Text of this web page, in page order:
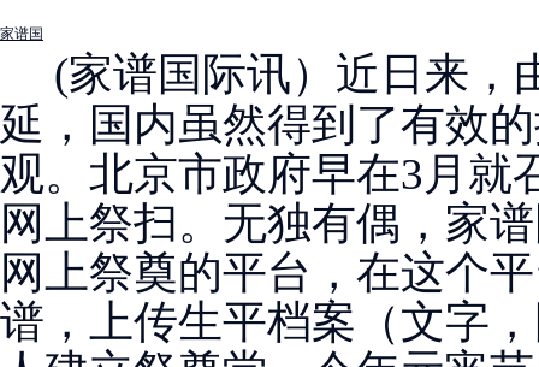
家谱国
(家谱国际讯）近日来，
延，国内虽然得到了有效
观。北京市政府早在3月就
网上祭扫。无独有偶，家
网上祭奠的平台，在这个
谱，上传生平档案（文字